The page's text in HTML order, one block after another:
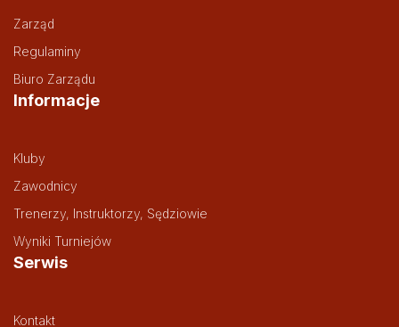
Zarząd
Regulaminy
Biuro Zarządu
Informacje
Kluby
Zawodnicy
Trenerzy, Instruktorzy, Sędziowie
Wyniki Turniejów
Serwis
Kontakt